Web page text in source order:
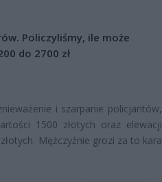
Policzyliśmy, ile może
do 2700 zł
i szarpanie policjantów,
1500 złotych oraz elewacji
Mężczyźnie grozi za to kara